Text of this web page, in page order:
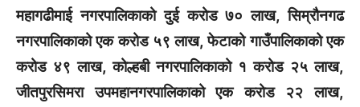
महागढीमाई नगरपालिकाको दुई करोड ७० लाख, सिम्रौनगढ
नगरपालिकाको एक करोड ५९ लाख, फेटाको गाउँपालिकाको एक
करोड ४९ लाख, कोल्हबी नगरपालिकाको १ करोड २५ लाख,
जीतपुरसिमरा उपमहानगरपालिकाको एक करोड २२ लाख,